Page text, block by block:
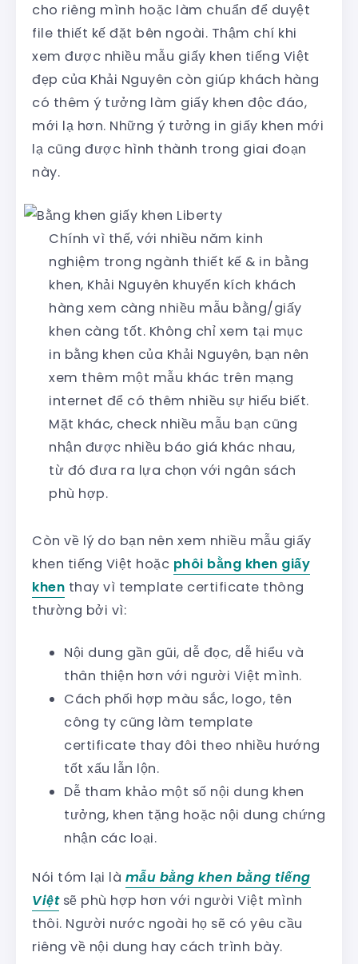
cho riêng mình hoặc làm chuẩn để duyệt
file thiết kế đặt bên ngoài. Thậm chí khi
xem được nhiều mẫu giấy khen tiếng Việt
đẹp của Khải Nguyên còn giúp khách hàng
có thêm ý tưởng làm giấy khen độc đáo,
mới lạ hơn. Những ý tưởng in giấy khen mới
lạ cũng được hình thành trong giai đoạn
này.
Chính vì thế, với nhiều năm kinh
nghiệm trong ngành thiết kế & in bằng
khen, Khải Nguyên khuyến kích khách
hàng xem càng nhiều mẫu bằng/giấy
khen càng tốt. Không chỉ xem tại mục
in bằng khen của Khải Nguyên, bạn nên
xem thêm một mẫu khác trên mạng
internet để có thêm nhiều sự hiểu biết.
Mặt khác, check nhiều mẫu bạn cũng
nhận được nhiều báo giá khác nhau,
từ đó đưa ra lựa chọn với ngân sách
phù hợp.
Còn về lý do bạn nên xem nhiều mẫu giấy
khen tiếng Việt hoặc phôi bằng khen giấy
khen thay vì template certificate thông
thường bởi vì:
Nội dung gần gũi, dễ đọc, dễ hiểu và
thân thiện hơn với người Việt mình.
Cách phối hợp màu sắc, logo, tên
công ty cũng làm template
certificate thay đôi theo nhiều hướng
tốt xấu lẫn lộn.
Dễ tham khảo một số nội dung khen
tưởng, khen tặng hoặc nội dung chứng
nhận các loại.
Nói tóm lại là mẫu bằng khen bằng tiếng
Việtsẽ phù hợp hơn với người Việt mình
thôi. Người nước ngoài họ sẽ có yêu cầu
riêng về nội dung hay cách trình bày.